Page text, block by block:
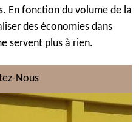
En fonction du volume de la
des économies dans
servent plus à rien.
Nous